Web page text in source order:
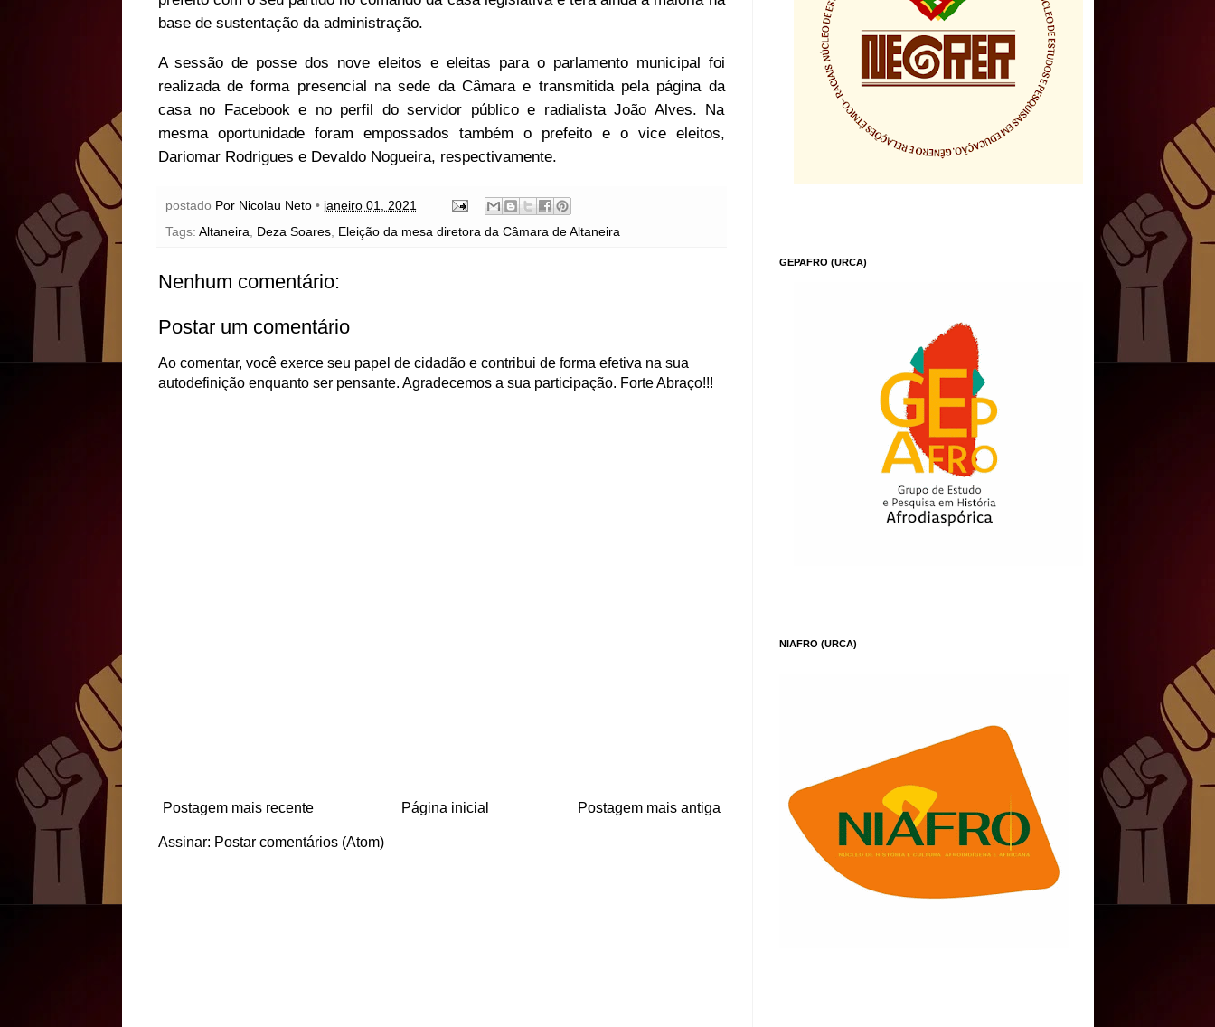
base de sustentação da administração.
A sessão de posse dos nove eleitos e eleitas para o parlamento municipal foi
realizada de forma presencial na sede da Câmara e transmitida pela página da
casa no Facebook e no perfil do servidor público e radialista João Alves. Na
mesma oportunidade foram empossados também o prefeito e o vice eleitos,
Dariomar Rodrigues e Devaldo Nogueira, respectivamente.
postado Por Nicolau Neto • janeiro 01, 2021
Tags: Altaneira Deza Soares, Eleição da mesa diretora da Câmara de Altaneira
Nenhum comentário:
Postar um comentário
Ao comentar, você exerce seu papel de cidadão e contribui de forma efetiva na sua
autodefinição enquanto ser pensante. Agradecemos a sua participação. Forte Abraço!!!
Postagem mais recente Postagem mais antiga
Página inicial
Assinar: Postar comentários (Atom)
GEPAFRO (URCA)
NIAFRO (URCA)